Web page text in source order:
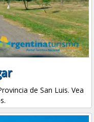
de San Luis. Vea